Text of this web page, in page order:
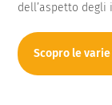
dell’aspetto degli
Scopro le